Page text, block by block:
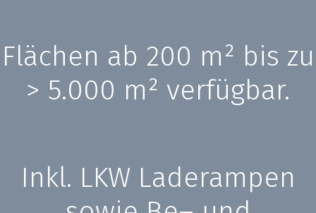
Flächen ab 200 m² bis zu
> 5.000 m² verfügbar.
Inkl. LKW Laderampen